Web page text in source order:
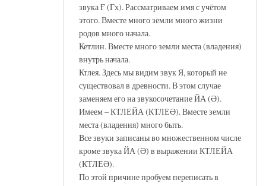
звука Ғ (Гх). Рассматриваем имя с учётом
этого. Вместе много земли много жизни
родов много начала.
Кетлин. Вместе много земли места (владения)
внутрь начала.
Ктлея. Здесь мы видим звук Я, который не
существовал в древности. В этом случае
заменяем его на звукосочетание ЙА (Ә).
Имеем – КТЛЕЙА (КТЛЕӘ). Вместе земли
места (владения) много быть.
Все звуки записаны во множественном числе
кроме звука ЙА (Ә) в выражении КТЛЕЙА
(КТЛЕӘ).
По этой причине пробуем переписать в